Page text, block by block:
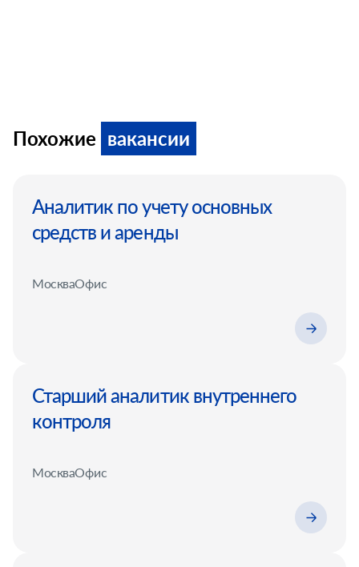
Похожие вакансии
Аналитик по учету основных
средств и аренды
МоскваОфис
Старший аналитик внутреннего
контроля
МоскваОфис